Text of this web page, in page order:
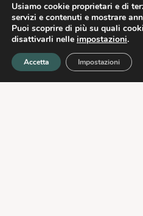
Usiamo cookie proprietari e di
servizi e contenuti e mostrare
Puoi scoprire di più su quali
disattivarli nelle impostazioni.
Accetta Impostazioni